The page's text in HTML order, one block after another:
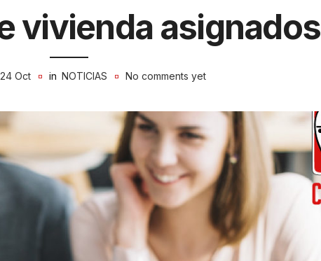
vivienda asignados
24 Oct in NOTICIAS No comments yet